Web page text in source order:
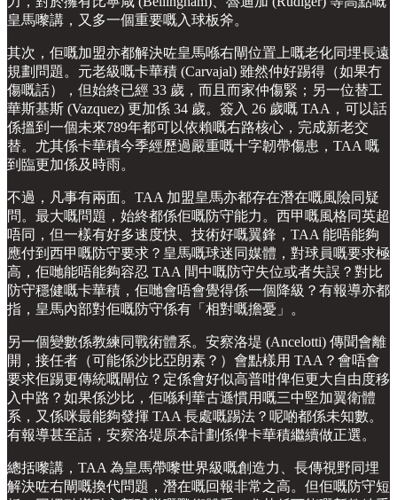
皇馬嚟講，又多一個重要嘅入球板斧。
其次，佢嘅加盟亦都解決咗皇馬喺右閘位置上嘅老化同埋長遠
規劃問題。元老級嘅卡華積 (Carvajal) 雖然仲好踢得（如果冇
傷嘅話），但始終已經 33 歲，而且而家仲傷緊；另一位替工
華斯基斯 (Vazquez) 更加係 34 歲。簽入 26 歲嘅 TAA，可以話
係搵到一個未來789年都可以依賴嘅右路核心，完成新老交
替。尤其係卡華積今季經歷過嚴重嘅十字韌帶傷患，TAA 嘅
到臨更加係及時雨。
不過，凡事有兩面。TAA 加盟皇馬亦都存在潛在嘅風險同疑
問。最大嘅問題，始終都係佢嘅防守能力。西甲嘅風格同英超
唔同，但一樣有好多速度快、技術好嘅翼鋒，TAA 能唔能夠
應付到西甲嘅防守要求？皇馬嘅球迷同媒體，對球員嘅要求極
高，佢哋能唔能夠容忍 TAA 間中嘅防守失位或者失誤？對比
防守穩健嘅卡華積，佢哋會唔會覺得係一個降級？有報導亦都
指，皇馬內部對佢嘅防守係有「相對嘅擔憂」。
另一個變數係教練同戰術體系。安察洛堤 (Ancelotti) 傳聞會離
開，接任者（可能係沙比亞朗素？）會點樣用 TAA？會唔會
要求佢踢更傳統嘅閘位？定係會好似高普咁俾佢更大自由度移
入中路？如果係沙比，佢喺利華古遜慣用嘅三中堅加翼衛體
系，又係咪最能夠發揮 TAA 長處嘅踢法？呢啲都係未知數。
有報導甚至話，安察洛堤原本計劃係俾卡華積繼續做正選。
總括嚟講，TAA 為皇馬帶嚟世界級嘅創造力、長傳視野同埋
解決咗右閘嘅換代問題，潛在嘅回報非常之高。但佢嘅防守短